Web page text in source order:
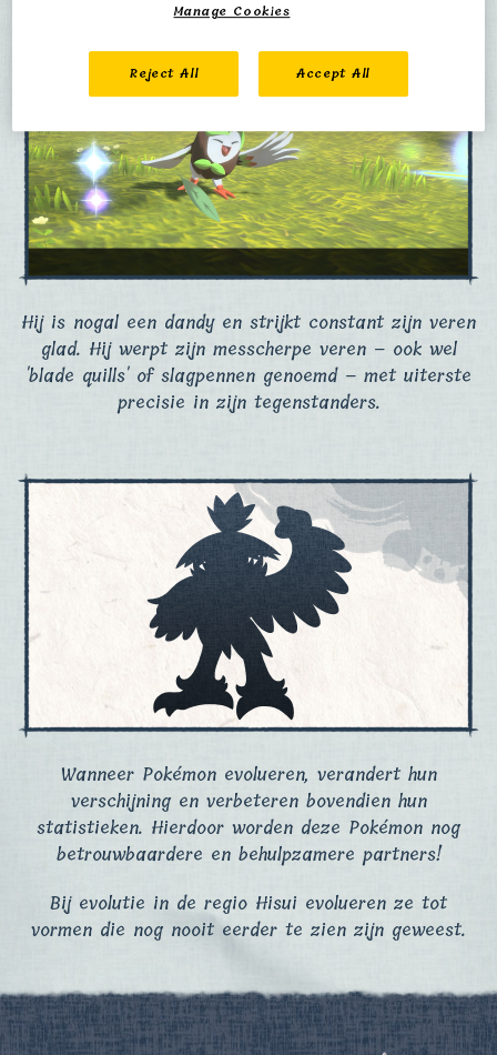
Hij is nogal een dandy en strijkt constant zijn veren
glad. Hij werpt zijn messcherpe veren – ook wel
'blade quills' of slagpennen genoemd – met uiterste
precisie in zijn tegenstanders.
Wanneer Pokémon evolueren, verandert hun
verschijning en verbeteren bovendien hun
statistieken. Hierdoor worden deze Pokémon nog
betrouwbaardere en behulpzamere partners!
Bij evolutie in de regio Hisui evolueren ze tot
vormen die nog nooit eerder te zien zijn geweest.
Manage Cookies
Reject All Accept All